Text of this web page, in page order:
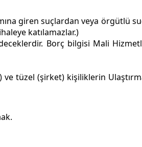
giren suçlardan veya örgütlü
katılamazlar.)
Borç bilgisi Mali
ve tüzel (şirket) kişiliklerin